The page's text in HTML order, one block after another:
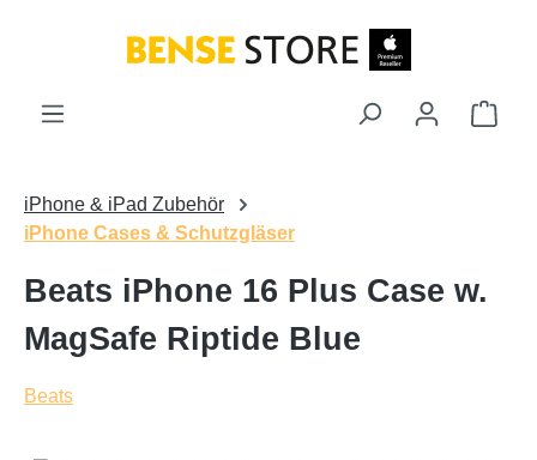
iPhone & iPad Zubehör
iPhone Cases & Schutzgläser
Beats iPhone 16 Plus Case w.
MagSafe Riptide Blue
Beats